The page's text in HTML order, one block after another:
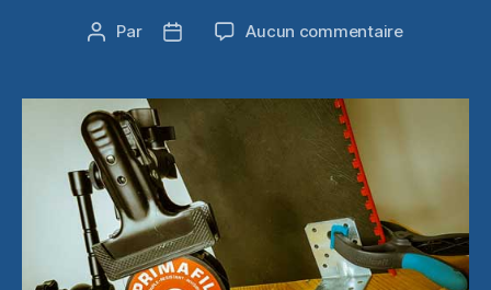
Auteur
Par
Date
Aucun commentairesur
pratiques